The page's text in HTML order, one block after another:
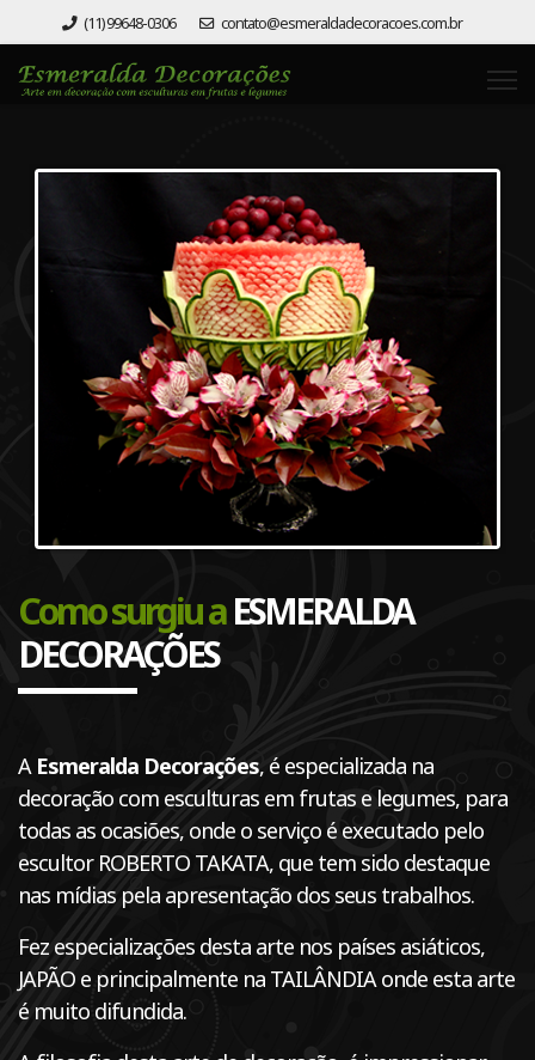
(11) 99648-0306 contato@esmeraldadecoracoes.com.br
Como surgiu aESMERALDA
DECORAÇÕES
A Esmeralda Decorações, é especializada na
decoração com esculturas em frutas e legumes, para
todas as ocasiões, onde o serviço é executado pelo
escultor ROBERTO TAKATA, que tem sido destaque
nas mídias pela apresentação dos seus trabalhos.
Fez especializações desta arte nos países asiáticos,
JAPÃO e principalmente na TAILÂNDIA onde esta arte
é muito difundida.